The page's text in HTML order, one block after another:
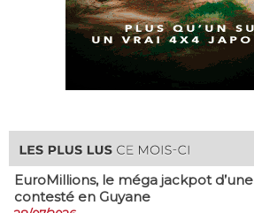
EuroMillions, ​le méga jackpot
contesté en Guyane